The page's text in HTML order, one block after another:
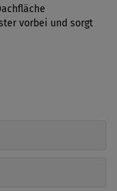
vorbei und sorgt